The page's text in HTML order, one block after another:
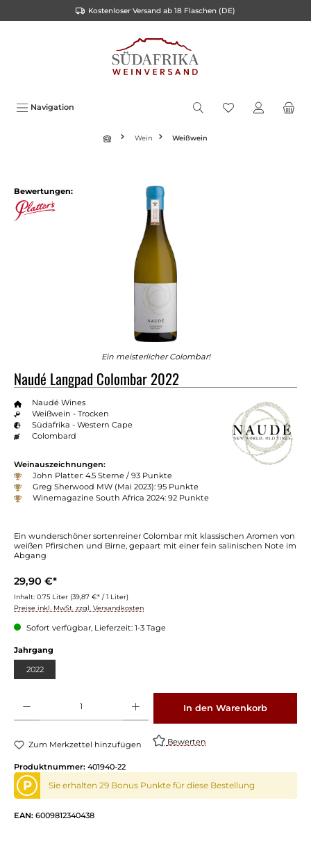
Kostenloser Versand ab 18 Flaschen (DE)
Navigation
Wein Weißwein
Bewertungen:
Ein meisterlicher Colombar!
Naudé Langpad Colombar 2022
Naudé Wines
Weißwein - Trocken
Südafrika - Western Cape
Colombard
Weinauszeichnungen:
John Platter: 4.5 Sterne / 93 Punkte
Greg Sherwood MW (Mai 2023): 95 Punkte
Winemagazine South Africa 2024: 92 Punkte
Ein wunderschöner sortenreiner Colombar mit klassischen Aromen von
weißen Pfirsichen und Birne, gepaart mit einer fein salinischen Note im
Abgang
29,90 €*
Inhalt: 0.75 Liter (39,87 €* / 1 Liter)
Preise inkl. MwSt. zzgl. Versandkosten
Sofort verfügbar, Lieferzeit: 1-3 Tage
Jahrgang
2022
In den Warenkorb
Zum Merkzettel hinzufügen Bewerten
Produktnummer: 401940-22
P Sie erhalten 29 Bonus Punkte für diese Bestellung
EAN: 6009812340438